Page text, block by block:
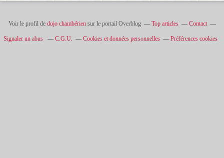
Voir le profil de dojo chambériensur le portail Overblog Top articles Contact
Signaler un abus C.G.U. Cookies et données personnelles Préférences cookies